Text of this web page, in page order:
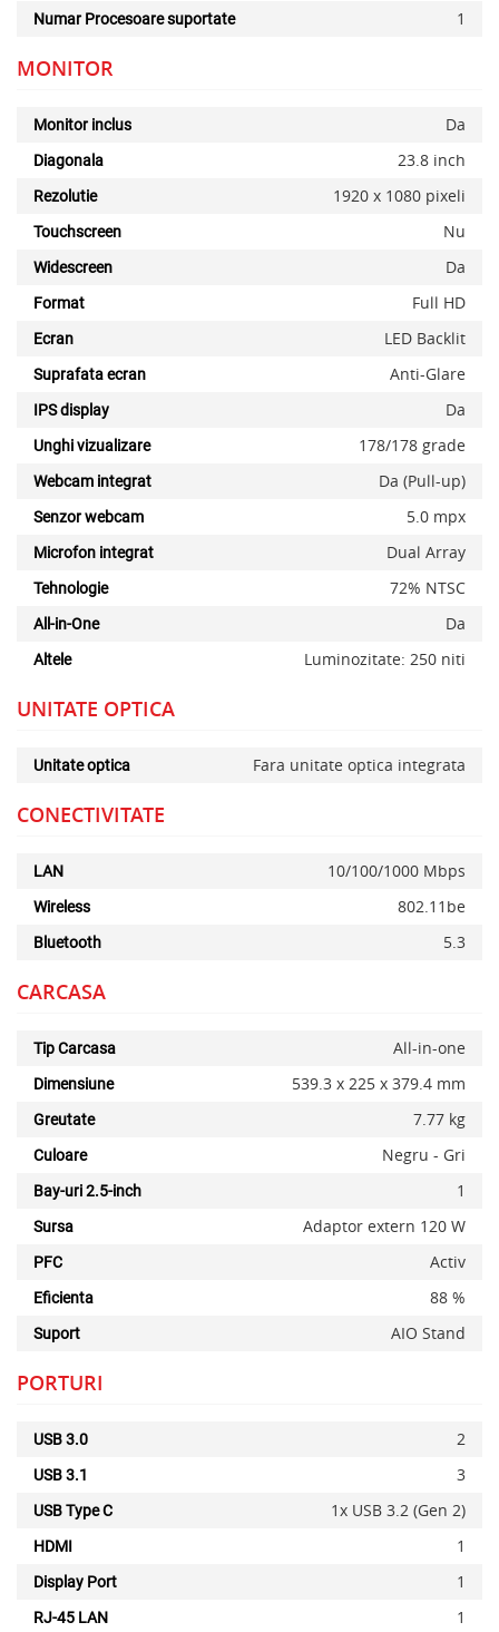
Numar Procesoare suportate 1
MONITOR
Monitor inclus Da
Diagonala 23.8 inch
Rezolutie 1920 x 1080 pixeli
Touchscreen Nu
Widescreen Da
Format Full HD
Ecran LED Backlit
Suprafata ecran Anti-Glare
IPS display Da
Unghi vizualizare 178/178 grade
Webcam integrat Da (Pull-up)
Senzor webcam 5.0 mpx
Microfon integrat Dual Array
Tehnologie 72% NTSC
All-in-One Da
Altele Luminozitate: 250 niti
UNITATE OPTICA
Unitate optica Fara unitate optica integrata
CONECTIVITATE
LAN 10/100/1000 Mbps
Wireless 802.11be
Bluetooth 5.3
CARCASA
Tip Carcasa All-in-one
Dimensiune 539.3 x 225 x 379.4 mm
Greutate 7.77 kg
Culoare Negru - Gri
Bay-uri 2.5-inch 1
Sursa Adaptor extern 120 W
PFC Activ
Eficienta 88 %
Suport AIO Stand
PORTURI
USB 3.0 2
USB 3.1 3
USB Type C 1x USB 3.2 (Gen 2)
HDMI 1
Display Port 1
RJ-45 LAN 1